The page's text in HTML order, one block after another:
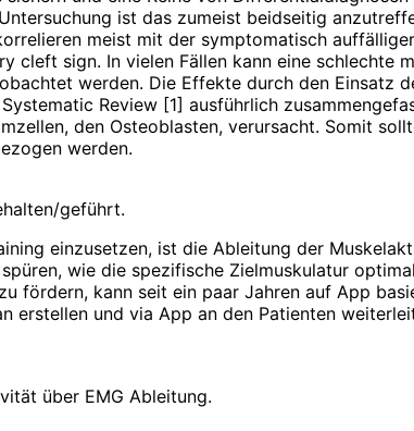
ist das zumeist beidseitig
meist mit der symptomatisch
cleft sign. In vielen Fällen kann eine schlechte
werden. Die Effekte durch den Einsatz
Review [1] ausführlich
den Osteoblasten, verursacht. Somit
werden.
geführt.
einzusetzen, ist die Ableitung der
wie die spezifische Zielmuskulatur
fördern, kann seit ein paar Jahren auf App
erstellen und via App an den Patienten
über EMG Ableitung.